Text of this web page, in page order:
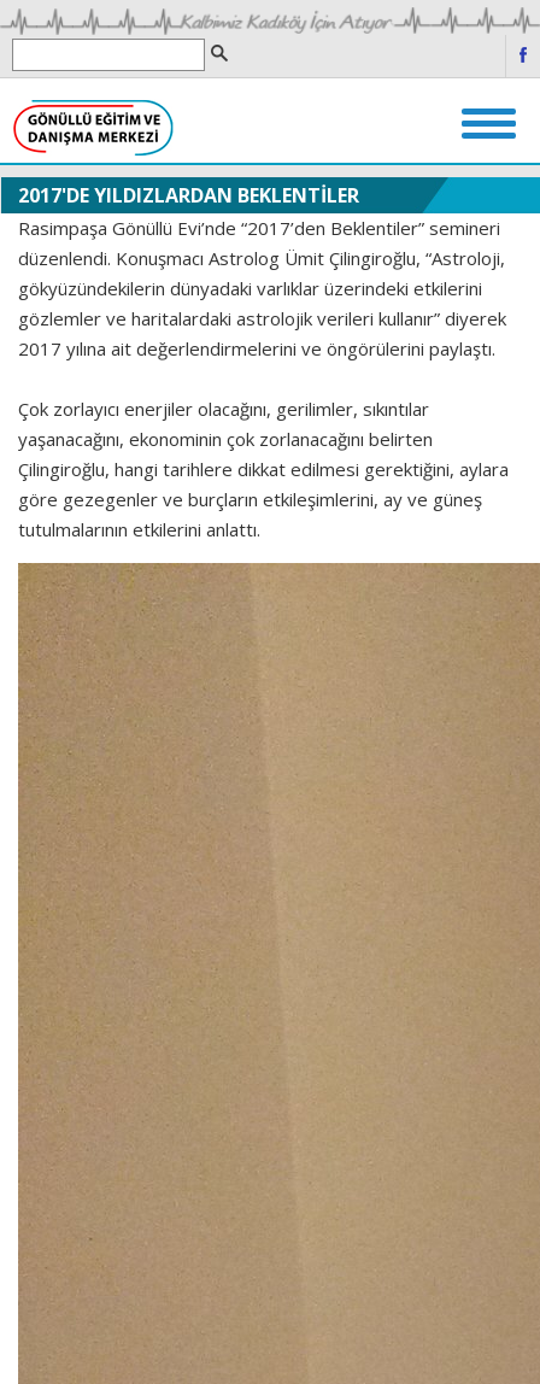
2017'DE YILDIZLARDAN BEKLENTİLER
Rasimpaşa Gönüllü Evi’nde “2017’den Beklentiler” semineri
düzenlendi. Konuşmacı Astrolog Ümit Çilingiroğlu, “Astroloji,
gökyüzündekilerin dünyadaki varlıklar üzerindeki etkilerini
gözlemler ve haritalardaki astrolojik verileri kullanır” diyerek
2017 yılına ait değerlendirmelerini ve öngörülerini paylaştı.
Çok zorlayıcı enerjiler olacağını, gerilimler, sıkıntılar
yaşanacağını, ekonominin çok zorlanacağını belirten
Çilingiroğlu, hangi tarihlere dikkat edilmesi gerektiğini, aylara
göre gezegenler ve burçların etkileşimlerini, ay ve güneş
tutulmalarının etkilerini anlattı.